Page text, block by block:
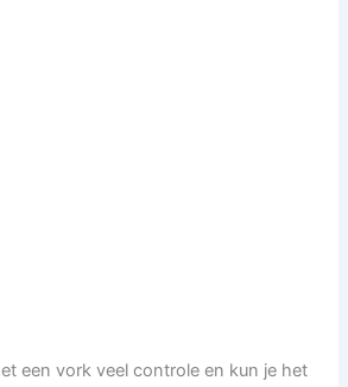
een vork veel controle en kun je het